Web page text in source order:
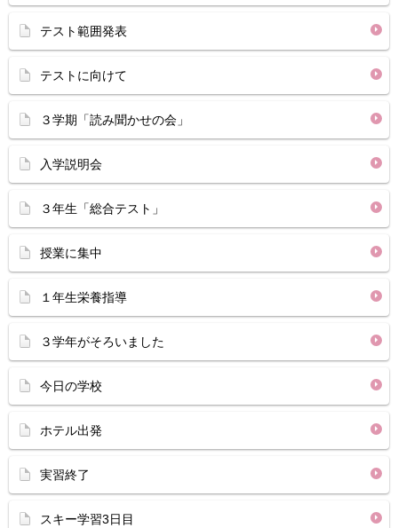
テスト範囲発表
テストに向けて
３学期「読み聞かせの会」
入学説明会
３年生「総合テスト」
授業に集中
１年生栄養指導
３学年がそろいました
今日の学校
ホテル出発
実習終了
スキー学習3日目